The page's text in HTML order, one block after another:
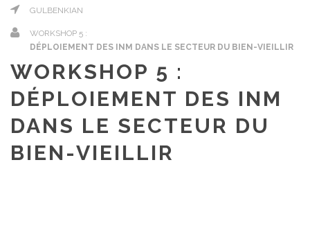
GULBENKIAN
WORKSHOP 5 :
DÉPLOIEMENT DES INM DANS LE SECTEUR DU BIEN-VIEILLIR
WORKSHOP 5 :
DÉPLOIEMENT DES INM
DANS LE SECTEUR DU
BIEN-VIEILLIR